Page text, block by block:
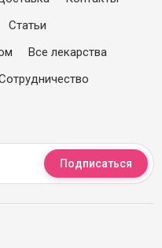
Статьи
Все лекарства
Подписаться